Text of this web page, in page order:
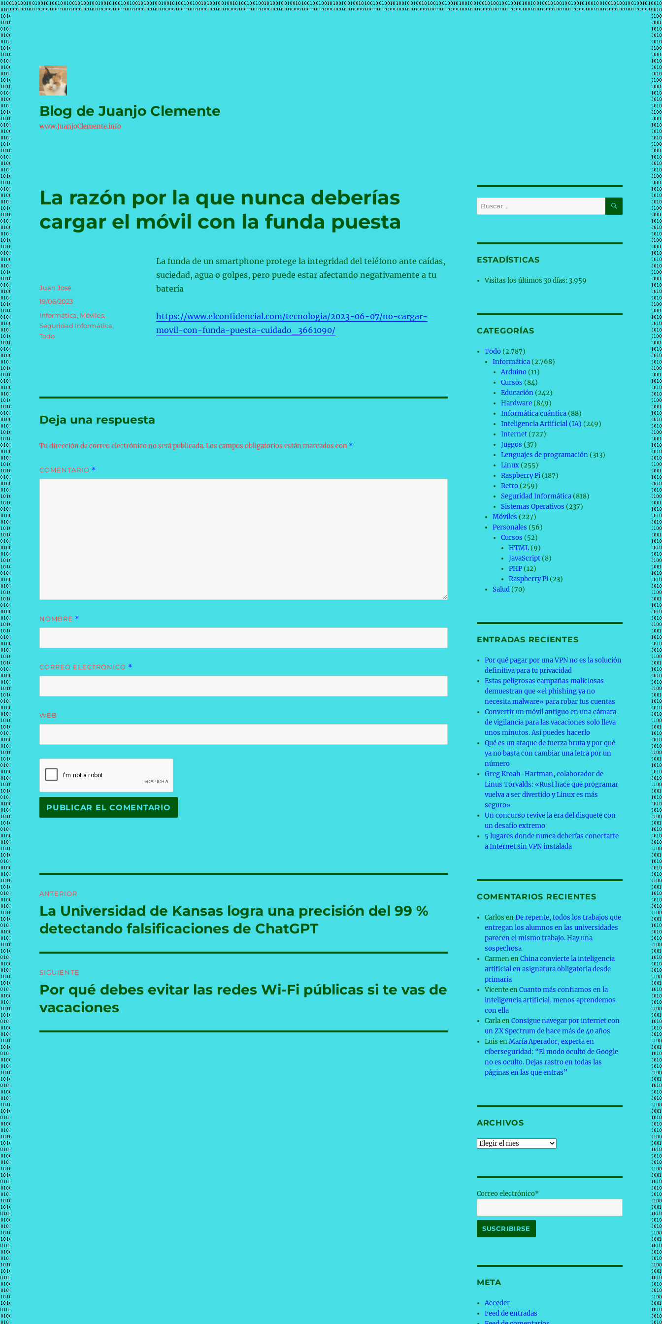
Blog de Juanjo Clemente
www.JuanjoClemente.info
La razón por la que nunca deberías
cargar el móvil con la funda puesta
La funda de un smartphone protege la integridad del teléfono ante caídas,
suciedad, agua o golpes, pero puede estar afectando negativamente a tu
batería
https://www.elconfidencial.com/tecnologia/2023-06-07/no-cargar-
movil-con-funda-puesta-cuidado_3661090/
Autor
Juan José
Publicado
19/06/2023
Categorías
Informática, Móviles,
Seguridad Informática,
Todo
Deja una respuesta
Tu dirección de correo electrónico no será publicada.Los campos obligatorios están marcados con *
COMENTARIO *
NOMBRE *
CORREO ELECTRÓNICO *
WEB
de
entradas
ANTERIOR
Entrada
anterior:
La Universidad de Kansas logra una precisión del 99 %
detectando falsificaciones de ChatGPT
SIGUIENTE
Entrada
Por qué debes evitar las redes Wi-Fi públicas si te vas de
vacaciones
Buscar
por:
BUSCAR
ESTADÍSTICAS
Visitas los últimos 30 días: 3.959
CATEGORÍAS
Todo (2.787)
Informática (2.768)
Arduino(11)
Cursos (84)
Educación(242)
Hardware(849)
Informática cuántica(88)
Inteligencia Artificial (IA) (249)
Internet(727)
Juegos (37)
Lenguajes de programación(313)
Linux(255)
Raspberry Pi(187)
Retro(259)
Seguridad Informática(818)
Sistemas Operativos (237)
Móviles (227)
Personales (56)
Cursos (52)
HTML(9)
JavaScript(8)
PHP(12)
Raspberry Pi(23)
Salud (70)
ENTRADAS RECIENTES
Por qué pagar por una VPN no es la solución
definitiva para tu privacidad
Estas peligrosas campañas maliciosas
demuestran que «el phishing ya no
necesita malware» para robar tus cuentas
Convertir un móvil antiguo en una cámara
de vigilancia para las vacaciones solo lleva
unos minutos. Así puedes hacerlo
Qué es un ataque de fuerza bruta y por qué
ya no basta con cambiar una letra por un
número
Greg Kroah-Hartman, colaborador de
Linus Torvalds: «Rust hace que programar
vuelva a ser divertido y Linux es más
seguro»
Un concurso revive la era del disquete con
un desafío extremo
5 lugares donde nunca deberías conectarte
a Internet sin VPN instalada
COMENTARIOS RECIENTES
Carlos enDe repente, todos los trabajos que
entregan los alumnos en las universidades
parecen el mismo trabajo. Hay una
sospechosa
CarmenenChina convierte la inteligencia
artificial en asignatura obligatoria desde
primaria
VicenteenCuanto más confiamos en la
inteligencia artificial, menos aprendemos
con ella
CarlaenConsigue navegar por internet con
un ZX Spectrum de hace más de 40 años
Luis enMaría Aperador, experta en
ciberseguridad: “El modo oculto de Google
no es oculto. Dejas rastro en todas las
páginas en las que entras”
ARCHIVOS
Archivos
Correo electrónico*
META
Acceder
Feed de entradas